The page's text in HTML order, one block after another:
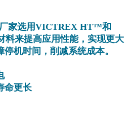
家选用VICTREX HT™和
来提高应用性能，实现更大
机时间，削减系统成本。
命更长